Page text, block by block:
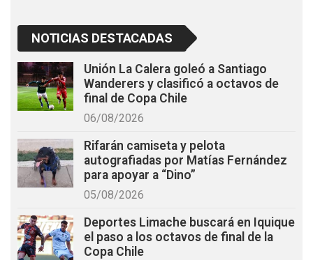
NOTICIAS DESTACADAS
Unión La Calera goleó a Santiago
Wanderers y clasificó a octavos de
final de Copa Chile
06/08/2026
Rifarán camiseta y pelota
autografiadas por Matías Fernández
para apoyar a “Dino”
05/08/2026
Deportes Limache buscará en Iquique
el paso a los octavos de final de la
Copa Chile